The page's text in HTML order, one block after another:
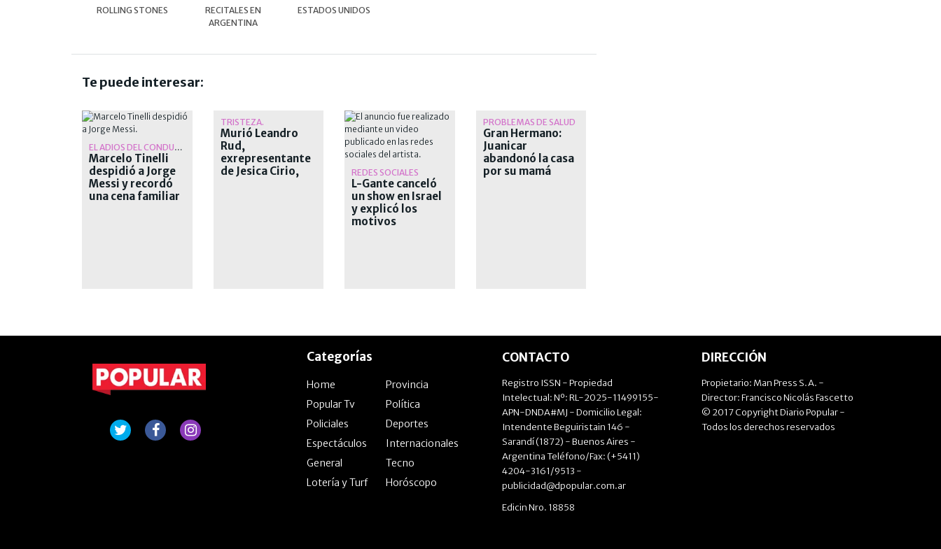
ROLLING STONES
RECITALES EN
ARGENTINA
ESTADOS UNIDOS
Te puede interesar:
EL ADIOS DEL CONDUCTOR
Marcelo Tinelli
despidió a Jorge
Messi y recordó
una cena familiar
TRISTEZA.
Murió Leandro
Rud,
exrepresentante
de Jesica Cirio,
REDES SOCIALES
L-Gante canceló
un show en Israel
y explicó los
motivos
PROBLEMAS DE SALUD
Gran Hermano:
Juanicar
abandonó la casa
por su mamá
Categorías
Home
Provincia
Popular Tv
Política
Policiales
Deportes
Espectáculos
Internacionales
General
Tecno
Lotería y Turf
Horóscopo
CONTACTO
Registro ISSN - Propiedad
Intelectual: Nº: RL-2025-11499155-
APN-DNDA#MJ - Domicilio Legal:
Intendente Beguiristain 146 -
Sarandí (1872) - Buenos Aires -
Argentina Teléfono/Fax: (+5411)
4204-3161/9513 -
publicidad@dpopular.com.ar
Edicin Nro. 18858
DIRECCIÓN
Propietario: Man Press S.A. -
Director: Francisco Nicolás Fascetto
© 2017 Copyright Diario Popular -
Todos los derechos reservados